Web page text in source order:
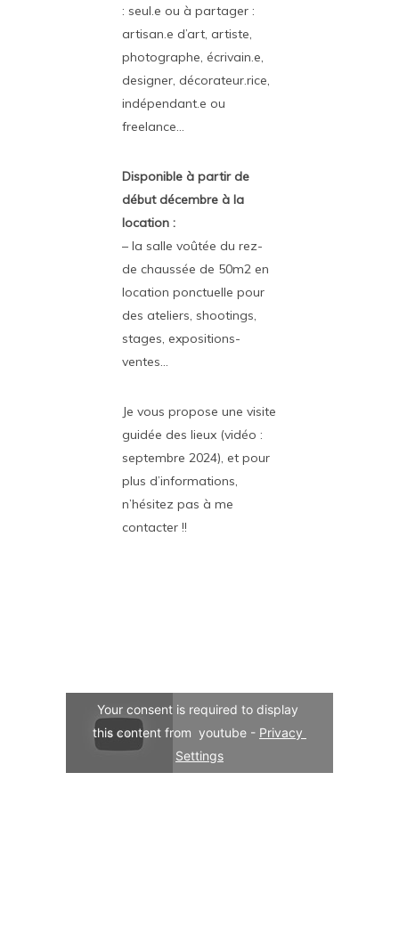
: seul.e ou à partager :
artisan.e d’art, artiste,
photographe, écrivain.e,
designer, décorateur.rice,
indépendant.e ou
freelance…
Disponible à partir de
début décembre à la
location :
– la salle voûtée du rez-
de chaussée de 50m2 en
location ponctuelle pour
des ateliers, shootings,
stages, expositions-
ventes…
Je vous propose une visite
guidée des lieux (vidéo :
septembre 2024), et pour
plus d’informations,
n’hésitez pas à me
contacter !!
Your consent is required to display
this content from  youtube - Privacy
Settings